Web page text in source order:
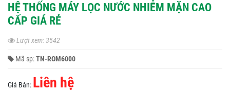
HỆ THỐNG MÁY LỌC NƯỚC NHIỄM MẶN CAO
CẤP GIÁ RẺ
Lượt xem: 3542
Mã sp:TN-ROM6000
Giá Bán: Liên hệ